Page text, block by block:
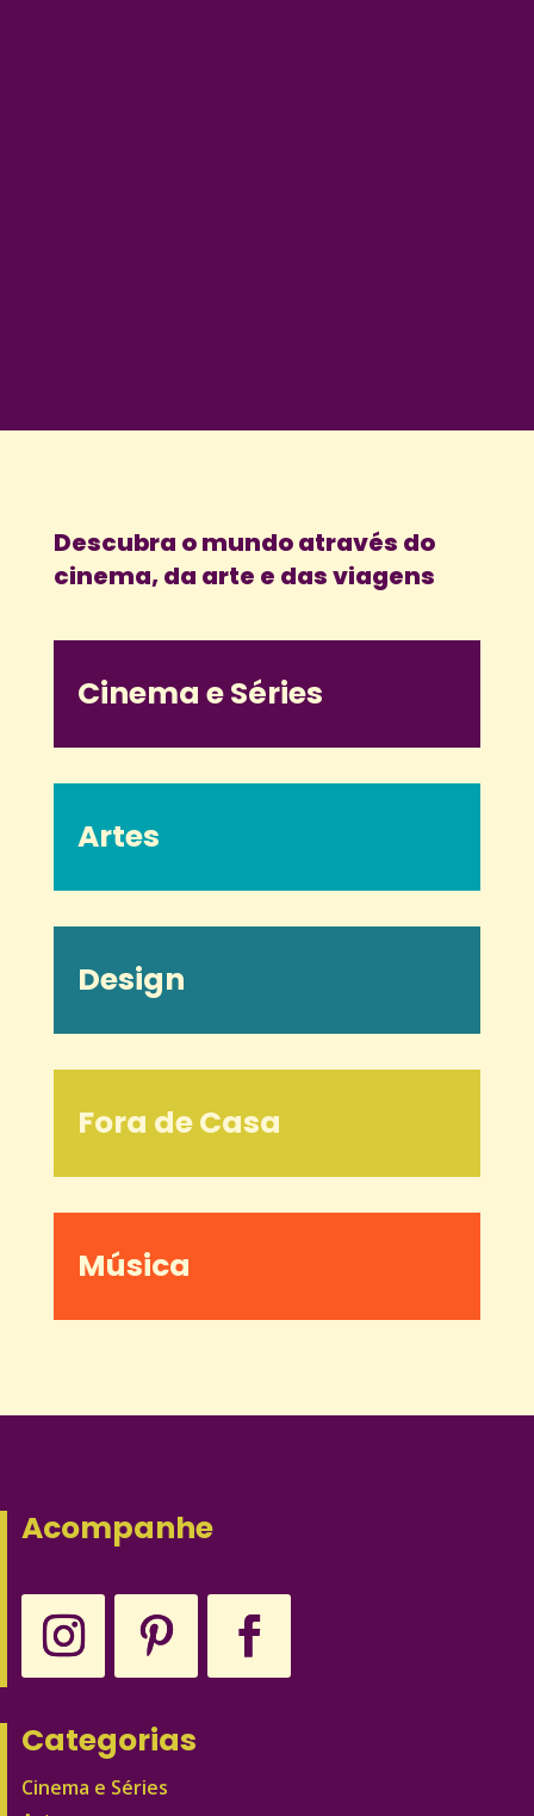
Descubra o mundo através do
cinema, da arte e das viagens
Cinema e Séries
Artes
Design
Fora de Casa
Música
Acompanhe
Categorias
Cinema e Séries